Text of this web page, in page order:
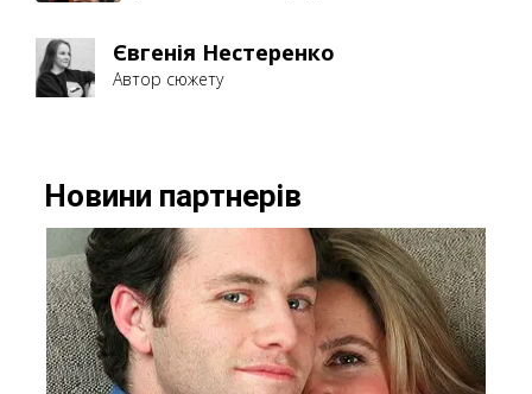
Євгенія Нестеренко
Автор сюжету